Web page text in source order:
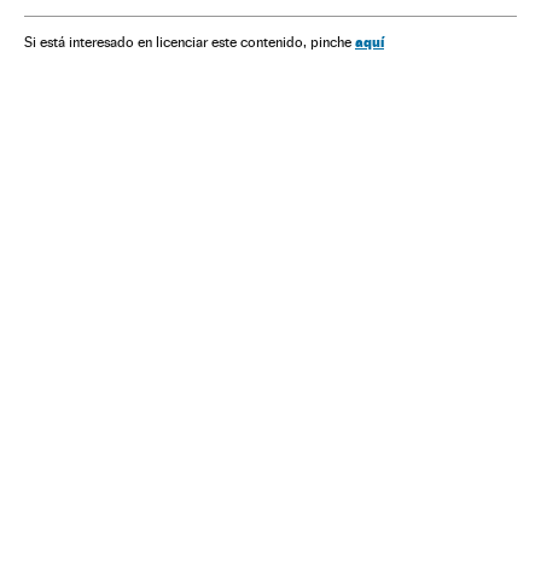
Si está interesado en licenciar este contenido, pinche aquí